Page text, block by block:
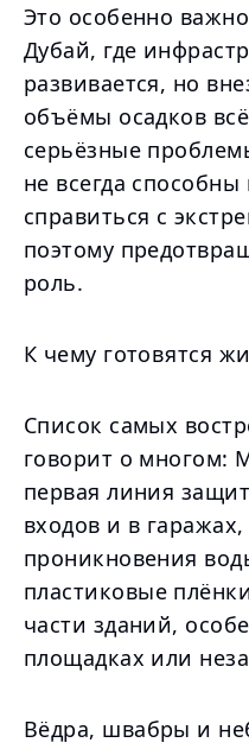
Это особенно
Дубай, где
развивается, но
объёмы осадков
серьёзные
не всегда
справиться с
поэтому
роль.
К чему готовятся
Список самых
говорит о многом:
первая линия
входов и в
проникновения
пластиковые
части зданий,
площадках или
Вёдра, швабры и